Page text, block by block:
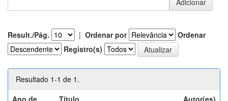
Result./Pág. | Ordenar por
Ordenar
Registro(s)
Resultado 1-1 de 1.
Ano de
Título Autor(es)